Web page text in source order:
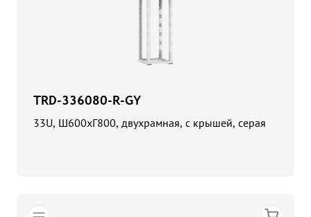
TRD-336080-R-GY
33U, Ш600хГ800, двухрамная, с крышей, серая